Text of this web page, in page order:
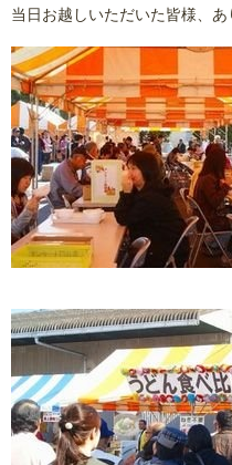
当日お越しいただいた皆様、あ